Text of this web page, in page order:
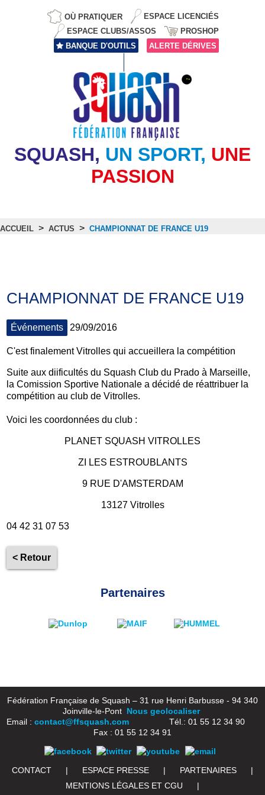
OÙ PRATIQUER
ESPACE LICENCIÉS
ESPACE CLUBS/ASSOS
PROSHOP
BANQUE D'OUTILS
ALERTE DÉRIVES
SQUASH, UN SPORT, UNE
PASSION
ACCUEIL > ACTUS > CHAMPIONNAT DE FRANCE U19
CHAMPIONNAT DE FRANCE U19
Événements 29/09/2016
C'est finalement Vitrolles qui accueillera la compétition
Suite aux diificultés du Squash Club du Prado à Marseille,
la Comission Sportive Nationale a décidé de réattribuer la
compétition au club de Vitrolles.
Voici les coordonnées du club :
PLANET SQUASH VITROLLES
ZI LES ESTROUBLANTS
9 RUE D'AMSTERDAM
13127 Vitrolles
04 42 31 07 53
< Retour
Partenaires
Fédération Française de Squash – 31 rue Henri Barbusse - 94 340
Joinville-le-Pont Nous geolocaliser
Email : contact@ffsquash.comTél.: 01 55 12 34 90
Fax : 01 55 12 34 91
CONTACT | ESPACE PRESSE | PARTENAIRES
|
MENTIONS LÉGALES ET CGU
|